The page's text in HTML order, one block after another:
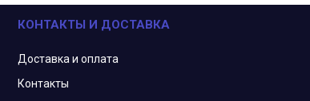
КОНТАКТЫ И ДОСТАВКА
Доставка и оплата
Контакты